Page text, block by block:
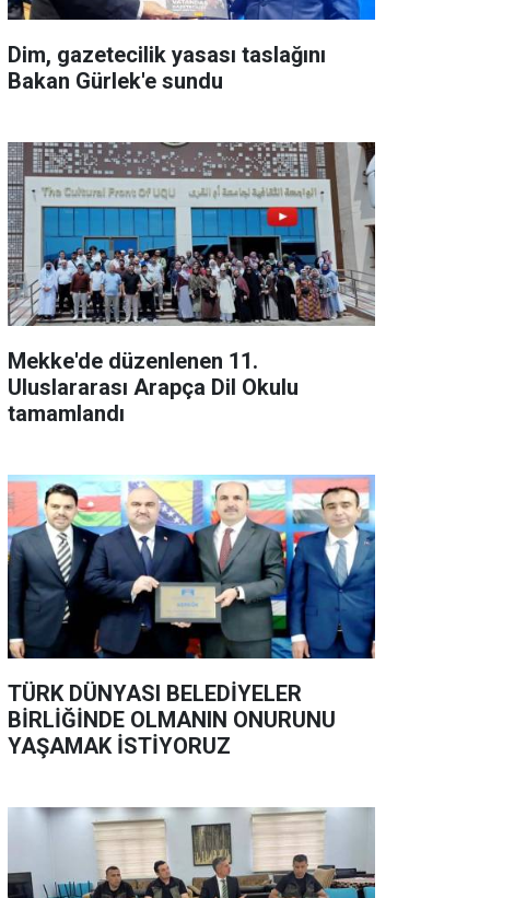
Dim, gazetecilik yasası taslağını
Bakan Gürlek'e sundu
Mekke'de düzenlenen 11.
Uluslararası Arapça Dil Okulu
tamamlandı
TÜRK DÜNYASI BELEDİYELER
BİRLİĞİNDE OLMANIN ONURUNU
YAŞAMAK İSTİYORUZ